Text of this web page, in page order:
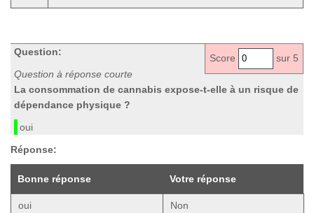
Score sur 5
Question:
Question à réponse courte
La consommation de cannabis expose-t-elle à un risque de
dépendance physique ?
oui
Réponse:
Bonne réponse Votre réponse
oui Non